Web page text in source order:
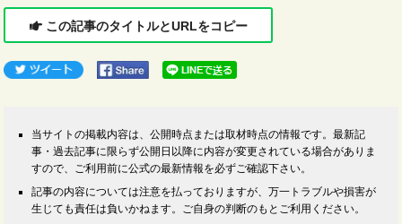
この記事のタイトルとURLをコピー
当サイトの掲載内容は、公開時点または取材時点の情報です。最新記
事・過去記事に限らず公開日以降に内容が変更されている場合がありま
すので、ご利用前に公式の最新情報を必ずご確認下さい。
記事の内容については注意を払っておりますが、万一トラブルや損害が
生じても責任は負いかねます。ご自身の判断のもとご利用ください。